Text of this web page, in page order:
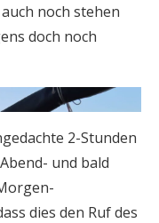
noch stehen
doch noch
2-Stunden
und bald
dies den Ruf des